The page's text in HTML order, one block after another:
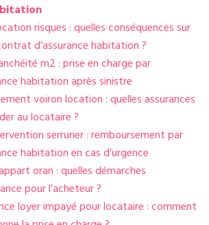
risques : quelles conséquences sur
d’assurance habitation ?
m2 : prise en charge par
habitation après sinistre
voiron location : quelles assurances
au locataire ?
serrurier : remboursement par
habitation en cas d’urgence
oran : quelles démarches
pour l’acheteur ?
loyer impayé pour locataire : comment